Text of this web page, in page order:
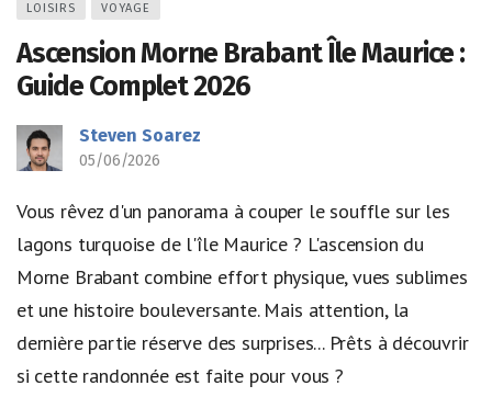
LOISIRS VOYAGE
Ascension Morne Brabant Île Maurice :
Guide Complet 2026
Steven Soarez
05/06/2026
Vous rêvez d'un panorama à couper le souffle sur les
lagons turquoise de l'île Maurice ? L'ascension du
Morne Brabant combine effort physique, vues sublimes
et une histoire bouleversante. Mais attention, la
dernière partie réserve des surprises... Prêts à découvrir
si cette randonnée est faite pour vous ?